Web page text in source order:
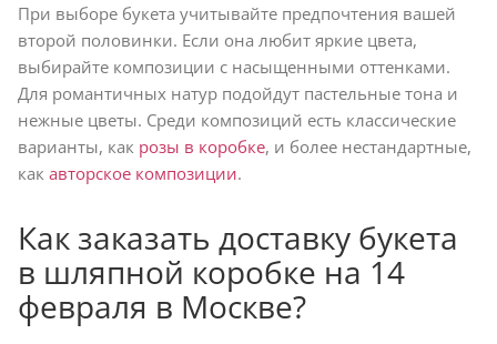
При выборе букета учитывайте предпочтения вашей
второй половинки. Если она любит яркие цвета,
выбирайте композиции с насыщенными оттенками.
Для романтичных натур подойдут пастельные тона и
нежные цветы. Среди композиций есть классические
варианты, как розы в коробке, и более нестандартные,
как авторское композиции.
Как заказать доставку букета
в шляпной коробке на 14
февраля в Москве?